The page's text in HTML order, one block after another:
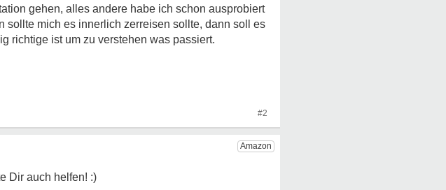
gehen, alles andere habe ich schon ausprobiert
mich es innerlich zerreisen sollte, dann soll es
richtige ist um zu verstehen was passiert.
#2